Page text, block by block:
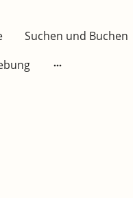
Suchen und Buchen